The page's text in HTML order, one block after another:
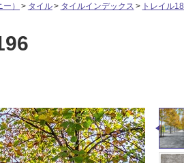
） タイル タイルインデックス トレイル18